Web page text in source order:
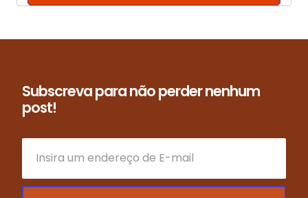
Subscreva para não perder nenhum
post!